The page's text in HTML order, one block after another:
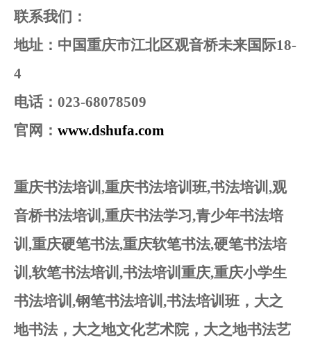
联系我们：
地址：中国重庆市江北区观音桥未来国际18-
4
电话：023-68078509
官网： www.dshufa.com
重庆书法培训,重庆书法培训班,书法培训,观
音桥书法培训,重庆书法学习,青少年书法培
训,重庆硬笔书法,重庆软笔书法,硬笔书法培
训,软笔书法培训,书法培训重庆,重庆小学生
书法培训,钢笔书法培训,书法培训班，大之
地书法，大之地文化艺术院，大之地书法艺